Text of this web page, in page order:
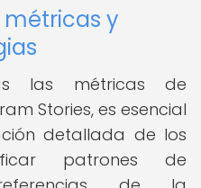
y
las métricas de
Stories, es esencial
detallada de los
patrones de